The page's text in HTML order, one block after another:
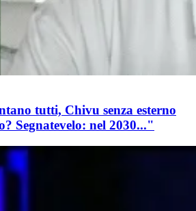
tutti, Chivu senza esterno
Segnatevelo: nel 2030..."